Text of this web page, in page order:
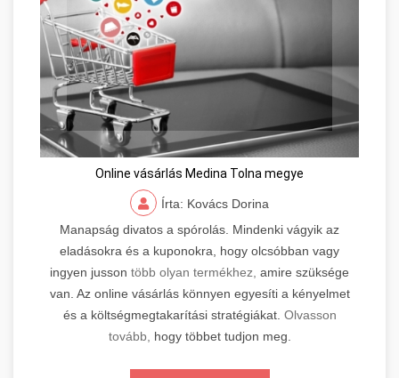
Online vásárlás Medina Tolna megye
Írta: Kovács Dorina
Manapság divatos a spórolás. Mindenki vágyik az
eladásokra és a kuponokra, hogy olcsóbban vagy
ingyen jusson több olyan termékhez, amire szüksége
van. Az online vásárlás könnyen egyesíti a kényelmet
és a költségmegtakarítási stratégiákat. Olvasson
tovább, hogy többet tudjon meg.